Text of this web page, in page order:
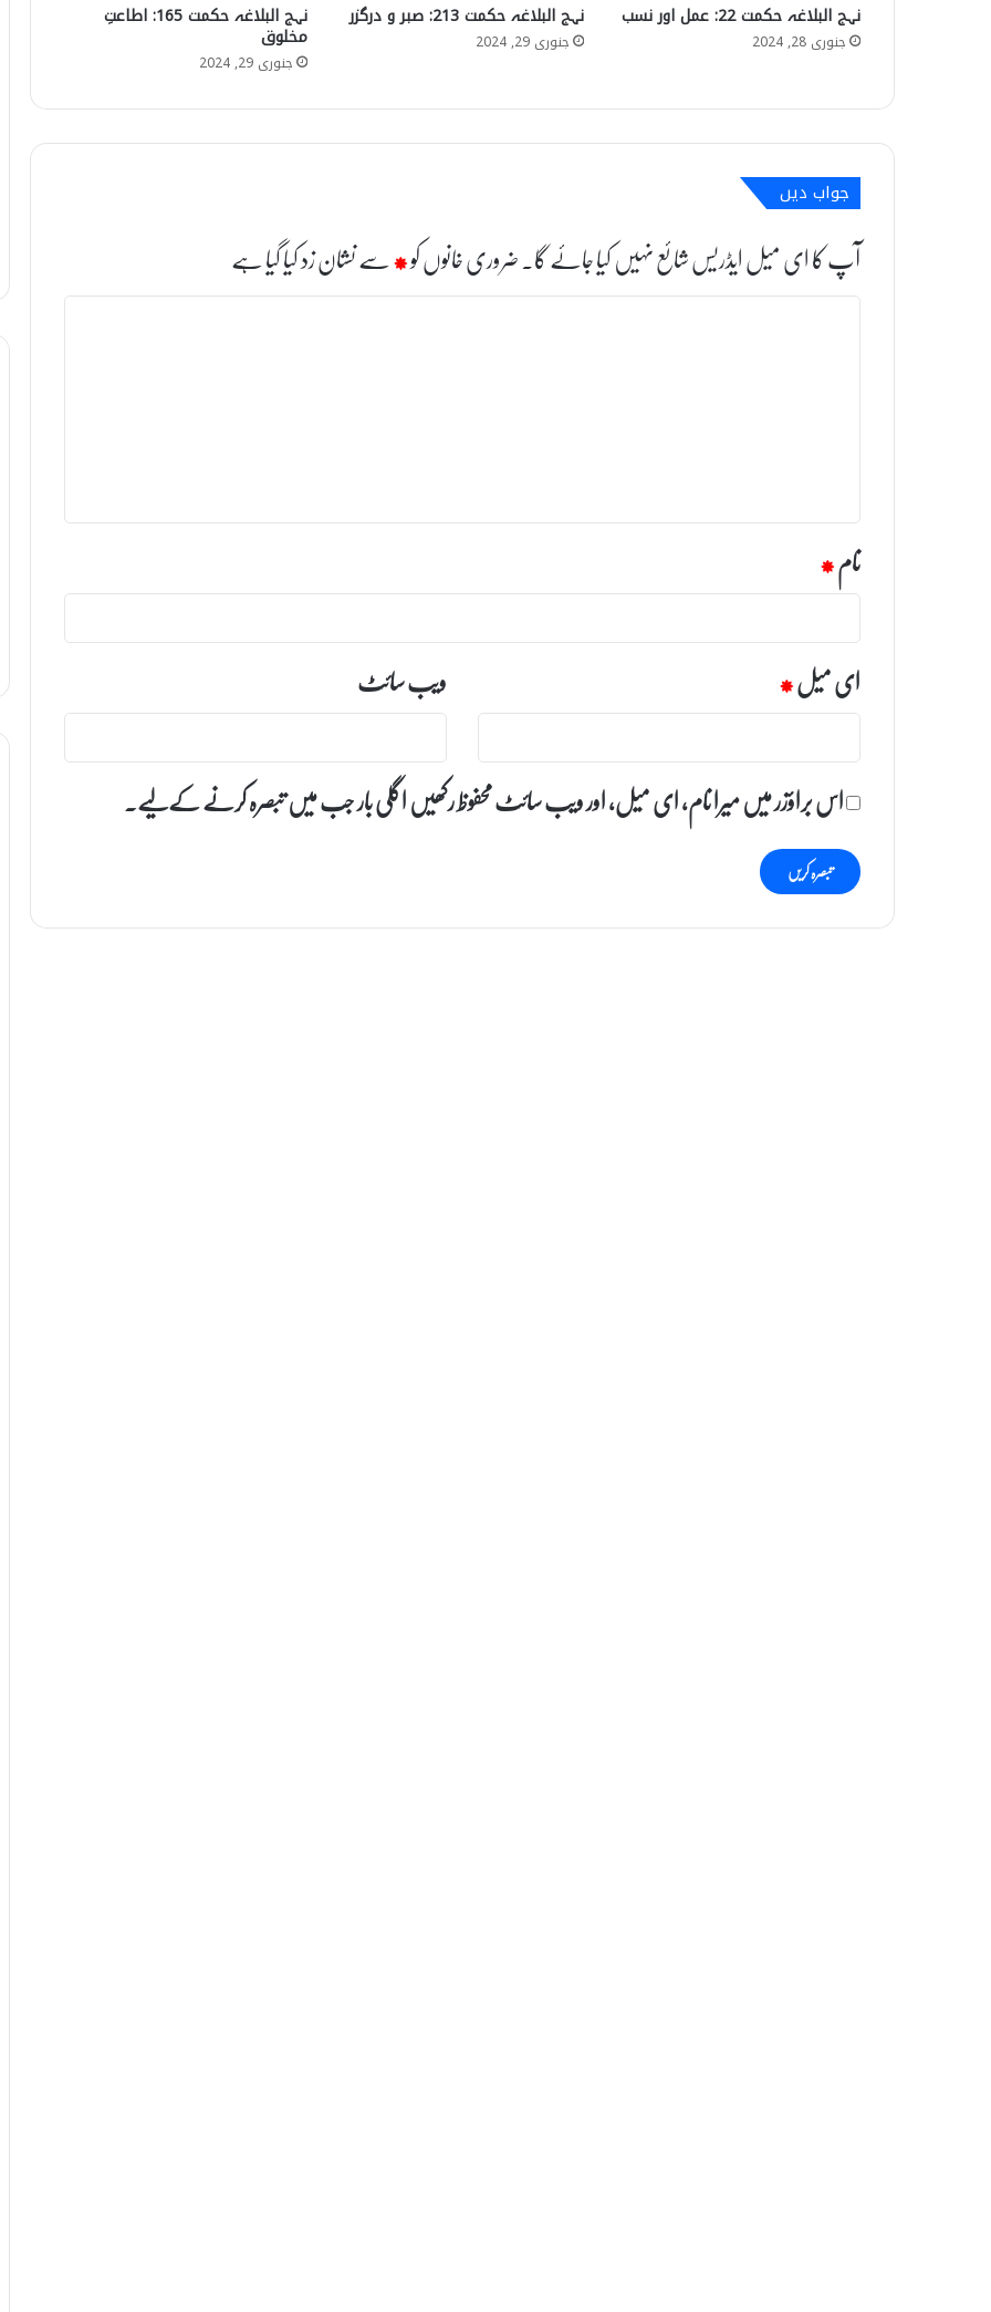
نہج البلاغہ حکمت 22: عمل اور نسب
جنوری 28, 2024
نہج البلاغہ حکمت 213: صبر و درگزر
جنوری 29, 2024
نہج البلاغہ حکمت 165: اطاعتِ
مخلوق
جنوری 29, 2024
جواب دیں
آپ کا ای میل ایڈریس شائع نہیں کیا جائے گا۔ضروری خانوں کو*سے نشان زد کیا گیا ہے
ت
نام*
ای میل* ویب‌ سائٹ
اس براؤزر میں میرا نام، ای میل، اور ویب سائٹ محفوظ رکھیں اگلی بار جب میں تبصرہ کرنے کےلیے۔